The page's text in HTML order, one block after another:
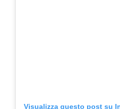
Visualizza questo post su